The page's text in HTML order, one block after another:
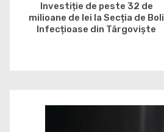
Investiție de peste 32 de
milioane de lei la Secția de Boli
Infecțioase din Târgoviște